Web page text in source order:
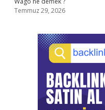
Temmuz 29, 2026